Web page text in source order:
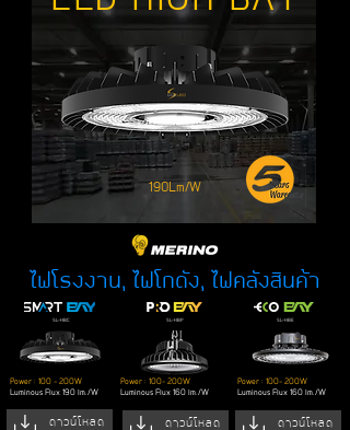
190Lm/W
ไฟโรงงาน, ไฟโกดัง, ไฟคลังสินค้า
SL-HBC
Power : 100 - 200W
Luminous Flux 190 lm./W
ดาวน์โหลด
SL-HBP
Power : 100- 200W
Luminous Flux 160 lm./W
ดาวน์โหลด
SL-HBE
Power : 100- 200W
Luminous Flux 160 lm./W
ดาวน์โหลด